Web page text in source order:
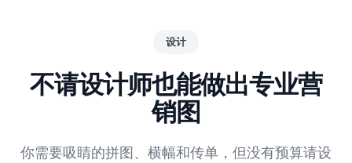
设计
不请设计师也能做出专业营
销图
你需要吸睛的拼图、横幅和传单，但没有预算请设